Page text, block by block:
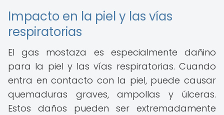
Impacto en la piel y las vías
respiratorias
El gas mostaza es especialmente dañino
para la piel y las vías respiratorias. Cuando
entra en contacto con la piel, puede causar
quemaduras graves, ampollas y úlceras.
Estos daños pueden ser extremadamente